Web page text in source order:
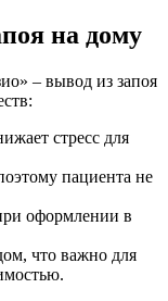
на дому
– вывод из запоя
стресс для
пациента не
оформлении в
что важно для